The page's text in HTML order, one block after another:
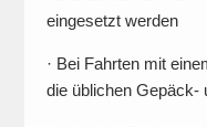
eingesetzt werden
· Bei Fahrten mit
die üblichen Gepäck-